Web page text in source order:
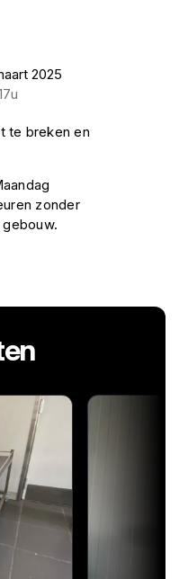
2025
te breken en
zonder